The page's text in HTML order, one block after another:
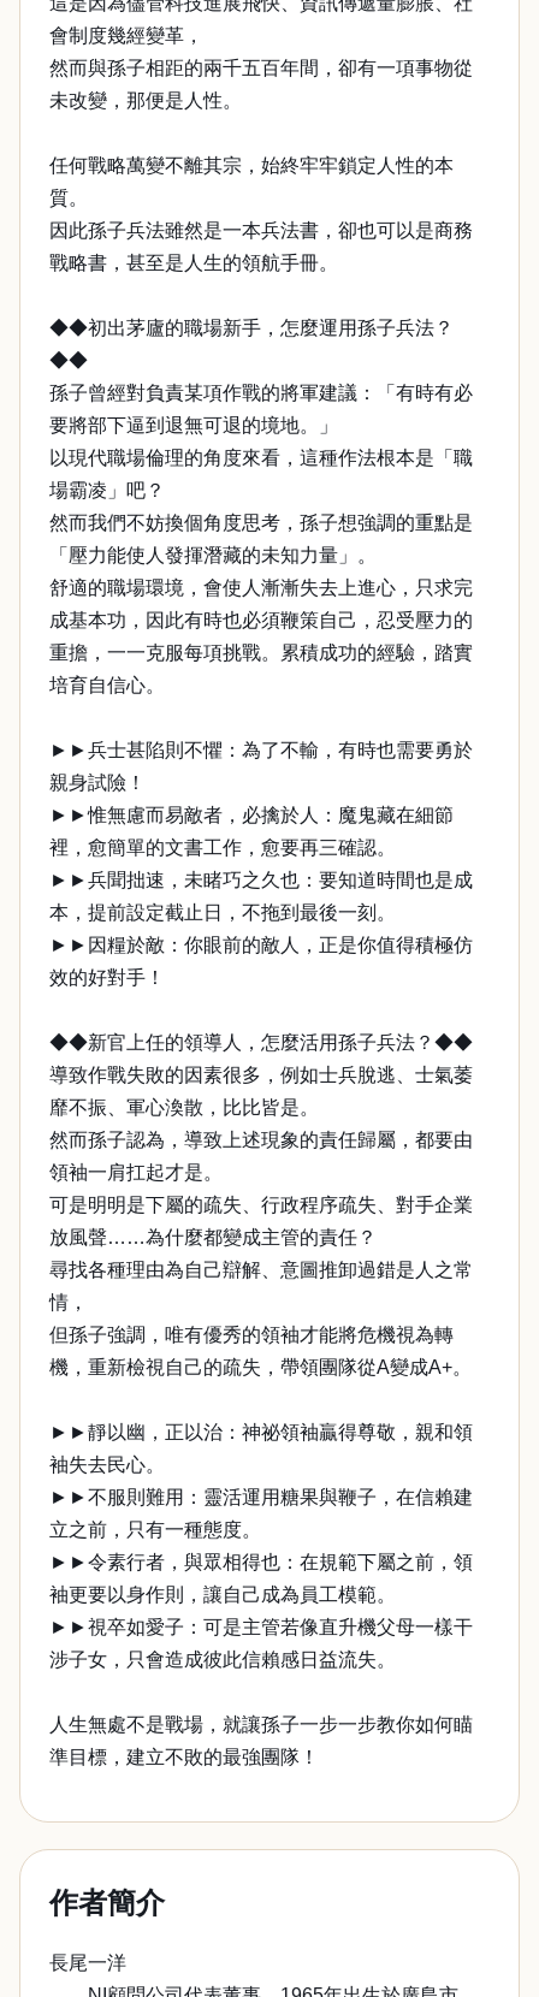
會制度幾經變革，
然而與孫子相距的兩千五百年間，卻有一項事物從
未改變，那便是人性。
任何戰略萬變不離其宗，始終牢牢鎖定人性的本
質。
因此孫子兵法雖然是一本兵法書，卻也可以是商務
戰略書，甚至是人生的領航手冊。
◆◆初出茅廬的職場新手，怎麼運用孫子兵法？
◆◆
孫子曾經對負責某項作戰的將軍建議：「有時有必
要將部下逼到退無可退的境地。」
以現代職場倫理的角度來看，這種作法根本是「職
場霸凌」吧？
然而我們不妨換個角度思考，孫子想強調的重點是
「壓力能使人發揮潛藏的未知力量」。
舒適的職場環境，會使人漸漸失去上進心，只求完
成基本功，因此有時也必須鞭策自己，忍受壓力的
重擔，一一克服每項挑戰。累積成功的經驗，踏實
培育自信心。
►►兵士甚陷則不懼：為了不輸，有時也需要勇於
親身試險！
►►惟無慮而易敵者，必擒於人：魔鬼藏在細節
裡，愈簡單的文書工作，愈要再三確認。
►►兵聞拙速，未睹巧之久也：要知道時間也是成
本，提前設定截止日，不拖到最後一刻。
►►因糧於敵：你眼前的敵人，正是你值得積極仿
效的好對手！
◆◆新官上任的領導人，怎麼活用孫子兵法？◆◆
導致作戰失敗的因素很多，例如士兵脫逃、士氣萎
靡不振、軍心渙散，比比皆是。
然而孫子認為，導致上述現象的責任歸屬，都要由
領袖一肩扛起才是。
可是明明是下屬的疏失、行政程序疏失、對手企業
放風聲……為什麼都變成主管的責任？
尋找各種理由為自己辯解、意圖推卸過錯是人之常
情，
但孫子強調，唯有優秀的領袖才能將危機視為轉
機，重新檢視自己的疏失，帶領團隊從A變成A+。
►►靜以幽，正以治：神祕領袖贏得尊敬，親和領
袖失去民心。
►►不服則難用：靈活運用糖果與鞭子，在信賴建
立之前，只有一種態度。
►►令素行者，與眾相得也：在規範下屬之前，領
袖更要以身作則，讓自己成為員工模範。
►►視卒如愛子：可是主管若像直升機父母一樣干
涉子女，只會造成彼此信賴感日益流失。
人生無處不是戰場，就讓孫子一步一步教你如何瞄
準目標，建立不敗的最強團隊！
作者簡介
長尾一洋